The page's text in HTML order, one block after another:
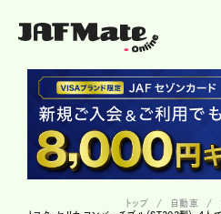
トップ 自動車